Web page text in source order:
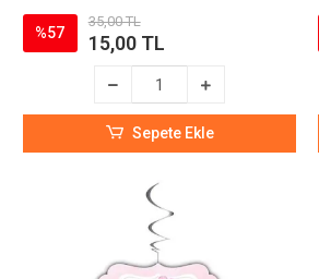
%57
35,00 TL
15,00 TL
Sepete Ekle